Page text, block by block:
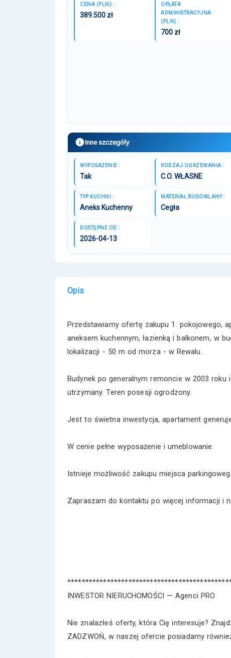
CENA (PLN) :
389.500 zł
OPŁATA
ADMINISTRACYJNA
(PLN) :
700 zł
Inne szczegóły
WYPOSAŻENIE :
Tak
RODZAJ OGRZEWANIA :
C.O. WŁASNE
TYP KUCHNI :
Aneks Kuchenny
MATERIAŁ BUDOWLANY :
Cegła
DOSTĘPNE OD :
2026-04-13
Opis
Przedstawiamy ofertę zakupu 1. pokojowego,
aneksem kuchennym, łazienką i balkonem, w
lokalizacji - 50 m od morza - w Rewalu.
Budynek po generalnym remoncie w 2003
utrzymany. Teren posesji ogrodzony.
Jest to świetna inwestycja, apartament
W cenie pełne wyposażenie i umeblowanie.
Istnieje możliwość zakupu miejsca
Zapraszam do kontaktu po więcej informacji i
INWESTOR NIERUCHOMOŚCI — Agenci PRO
Nie znalazłeś oferty, która Cię interesuje?
ZADZWOŃ, w naszej ofercie posiadamy